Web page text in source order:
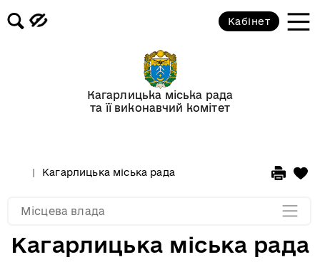
Кагарлицька міська рада
та її виконавчий комітет
Кабінет
Кагарлицька міська рада
Кагарлицька міська рада
Місцева влада
Адміністративні послуги